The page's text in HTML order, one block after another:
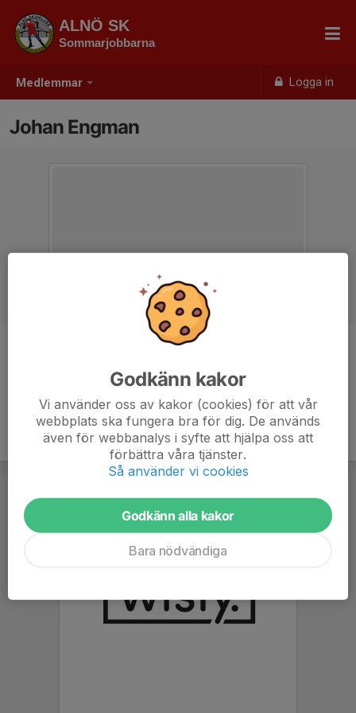
Medlemmar Logga in
ALNÖ SK
Sommarjobbarna
Johan Engman
Godkänn kakor
Vi använder oss av kakor (cookies) för att vår
webbplats ska fungera bra för dig. De används
även för webbanalys i syfte att hjälpa oss att
förbättra våra tjänster.
Så använder vi cookies
Godkänn alla kakor
Bara nödvändiga